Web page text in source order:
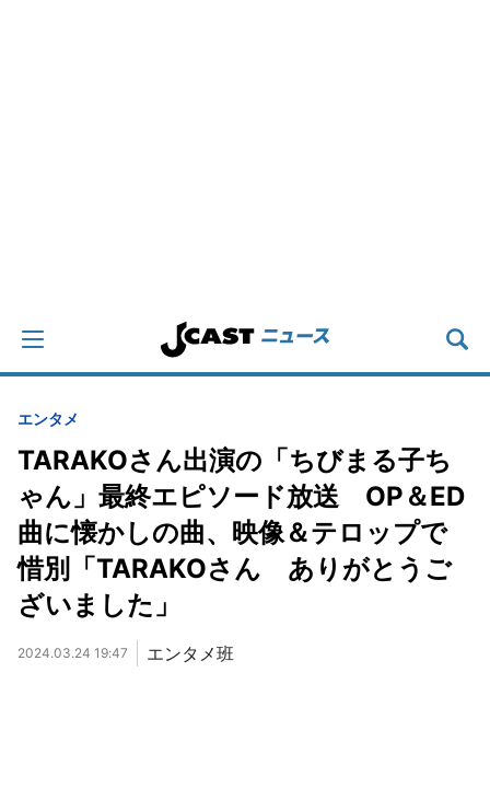
エンタメ
TARAKOさん出演の「ちびまる子ち
ゃん」最終エピソード放送 OP＆ED
曲に懐かしの曲、映像＆テロップで
惜別「TARAKOさん ありがとうご
ざいました」
2024.03.24 19:47 エンタメ班